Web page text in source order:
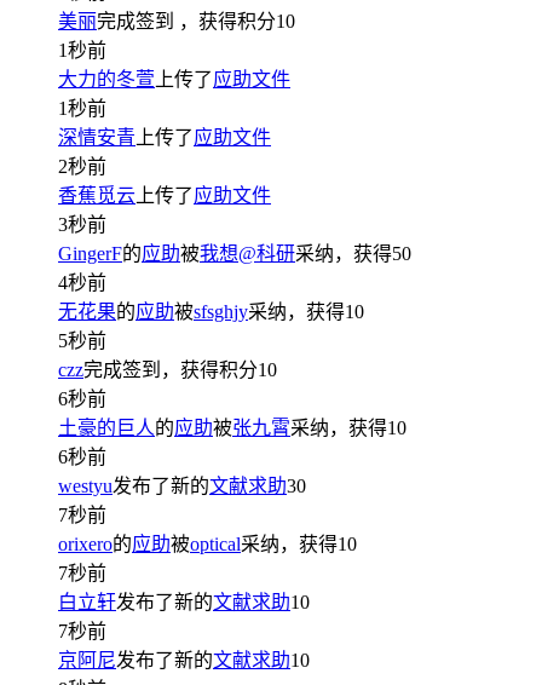
美丽完成签到 ，获得积分10
1秒前
大力的冬萱 上传了应助文件
1秒前
深情安青 上传了应助文件
2秒前
香蕉觅云 上传了应助文件
3秒前
GingerF的应助被我想@科研采纳，获得50
4秒前
无花果的应助被sfsghjy采纳，获得10
5秒前
czz完成签到，获得积分10
6秒前
土豪的巨人的应助被张九霄采纳，获得10
6秒前
westyu发布了新的文献求助30
7秒前
orixero的应助被optical采纳，获得10
7秒前
白立轩发布了新的文献求助10
7秒前
京阿尼发布了新的文献求助10